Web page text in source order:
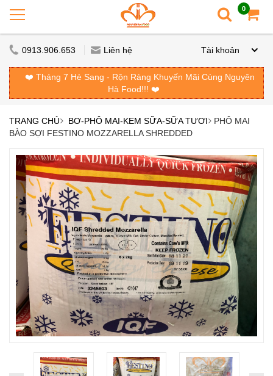
0
0913.906.653 Liên hệ Tài khoản
❤️ Tháng 7 Hè Sang - Rộn Ràng Khuyến Mãi Cùng Nguyên
Hà Food!!! ❤️
TRANG CHỦ BƠ-PHÔ MAI-KEM SỮA-SỮA TƯƠI
PHÔ MAI
BÀO SỢI FESTINO MOZZARELLA SHREDDED